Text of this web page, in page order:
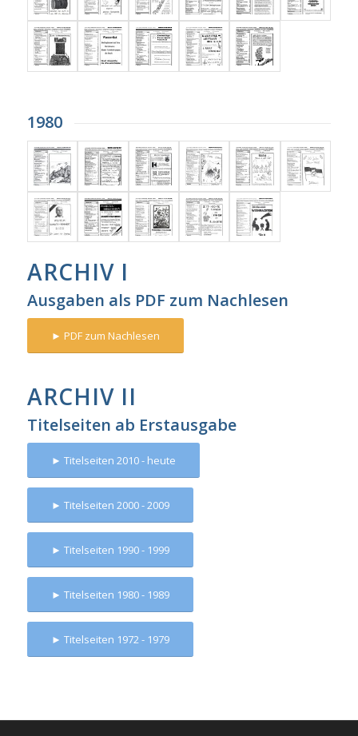
1980
ARCHIV I
Ausgaben als PDF zum Nachlesen
► PDF zum Nachlesen
ARCHIV II
Titelseiten ab Erstausgabe
► Titelseiten 2010 - heute
► Titelseiten 2000 - 2009
► Titelseiten 1990 - 1999
► Titelseiten 1980 - 1989
► Titelseiten 1972 - 1979